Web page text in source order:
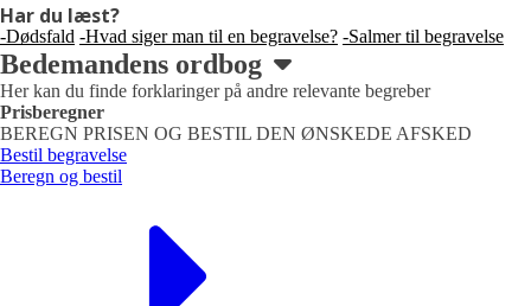
Har du læst?
-Dødsfald -Hvad siger man til en begravelse? -Salmer til begravelse
Bedemandens ordbog
Her kan du finde forklaringer på andre relevante begreber
Prisberegner
BEREGN PRISEN OG BESTIL DEN ØNSKEDE AFSKED
Bestil begravelse
Beregn og bestil